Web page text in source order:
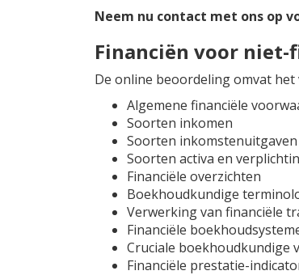
Neem nu contact met ons op
Financiën voor
De online beoordeling omvat het
Algemene financiële
Soorten inkomen
Soorten inkomstenuitgaven
Soorten activa en
Financiële overzichten
Boekhoudkundige
Verwerking van financiële
Financiële
Cruciale boekhoudkundige
Financiële prestatie-